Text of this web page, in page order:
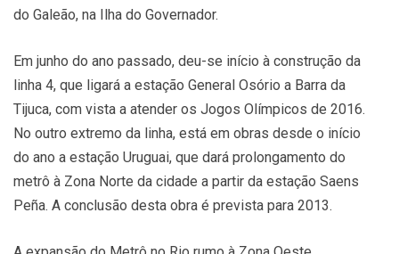
do Galeão, na Ilha do Governador.
Em junho do ano passado, deu-se início à construção da
linha 4, que ligará a estação General Osório a Barra da
Tijuca, com vista a atender os Jogos Olímpicos de 2016.
No outro extremo da linha, está em obras desde o início
do ano a estação Uruguai, que dará prolongamento do
metrô à Zona Norte da cidade a partir da estação Saens
Peña. A conclusão desta obra é prevista para 2013.